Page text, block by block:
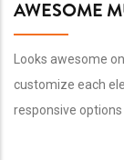
AWESOME
Looks awesome
customize each
responsive options